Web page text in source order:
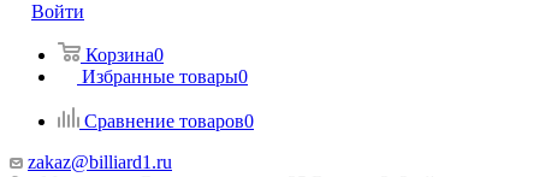
Войти
Корзина0
Избранные товары0
Сравнение товаров0
zakaz@billiard1.ru